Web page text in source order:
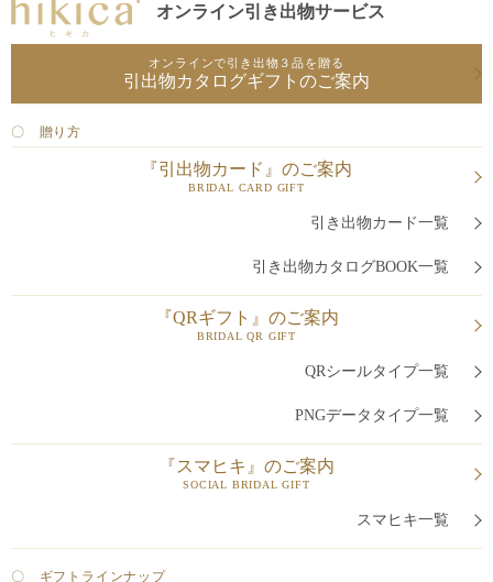
オンライン引き出物サービス
オンラインで引き出物３品を贈る
引出物カタログギフトのご案内
〇 贈り方
『引出物カード』のご案内
BRIDAL CARD GIFT
引き出物カード一覧
引き出物カタログBOOK一覧
『QRギフト』のご案内
BRIDAL QR GIFT
QRシールタイプ一覧
PNGデータタイプ一覧
『スマヒキ』のご案内
SOCIAL BRIDAL GIFT
スマヒキ一覧
〇 ギフトラインナップ